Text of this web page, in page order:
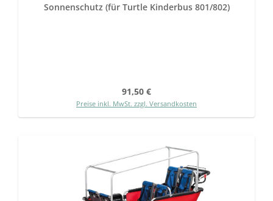
Sonnenschutz (für Turtle Kinderbus 801/802)
Regulärer Preis:
91,50 €
Preise inkl. MwSt. zzgl. Versandkosten